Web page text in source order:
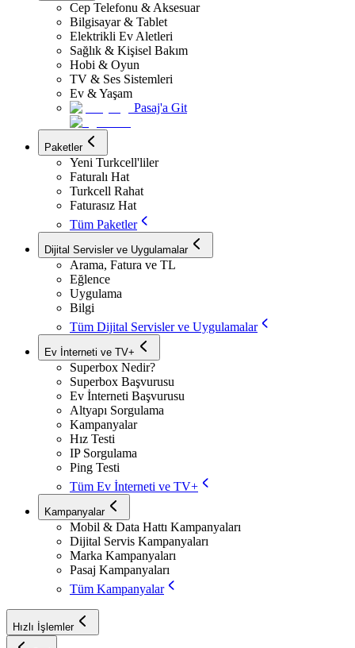
Cep Telefonu & Aksesuar
Bilgisayar & Tablet
Elektrikli Ev Aletleri
Sağlık & Kişisel Bakım
Hobi & Oyun
TV & Ses Sistemleri
Ev & Yaşam
Pasaj'a Git
Paketler
Yeni Turkcell'liler
Faturalı Hat
Turkcell Rahat
Faturasız Hat
Tüm Paketler
Dijital Servisler ve Uygulamalar
Arama, Fatura ve TL
Eğlence
Uygulama
Bilgi
Tüm Dijital Servisler ve Uygulamalar
Ev İnterneti ve TV+
Superbox Nedir?
Superbox Başvurusu
Ev İnterneti Başvurusu
Altyapı Sorgulama
Kampanyalar
Hız Testi
IP Sorgulama
Ping Testi
Tüm Ev İnterneti ve TV+
Kampanyalar
Mobil & Data Hattı Kampanyaları
Dijital Servis Kampanyaları
Marka Kampanyaları
Pasaj Kampanyaları
Tüm Kampanyalar
Hızlı İşlemler